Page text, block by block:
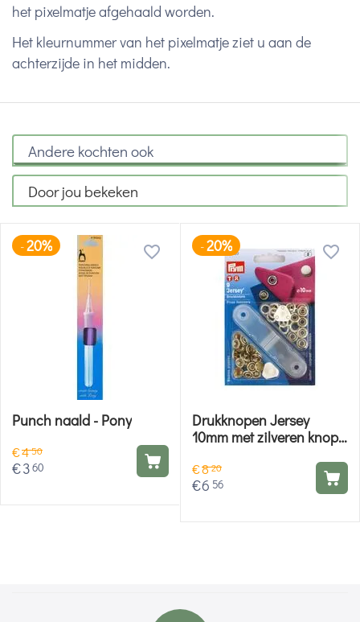
het pixelmatje afgehaald worden.
Het kleurnummer van het pixelmatje ziet u aan de
achterzijde in het midden.
Andere kochten ook
Door jou bekeken
-20%
Punch naald - Pony
€450
€360
-20%
Drukknopen Jersey
10mm met zilveren knop -
€820
€6 56